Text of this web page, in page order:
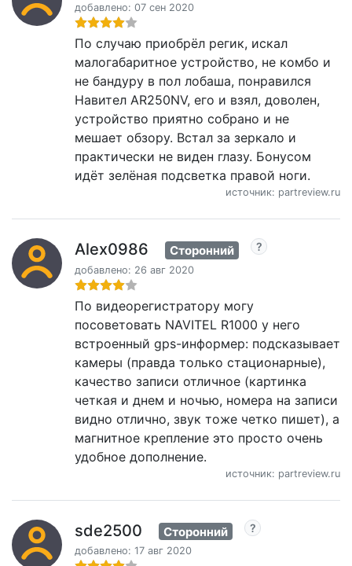
добавлено: 07 сен 2020
По случаю приобрёл регик, искал
малогабаритное устройство, не комбо и
не бандуру в пол лобаша, понравился
Навител AR250NV, его и взял, доволен,
устройство приятно собрано и не
мешает обзору. Встал за зеркало и
практически не виден глазу. Бонусом
идёт зелёная подсветка правой ноги.
источник: partreview.ru
Alex0986 Сторонний
добавлено: 26 авг 2020
По видеорегистратору могу
посоветовать NAVITEL R1000 у него
встроенный gps-информер: подсказывает
камеры (правда только стационарные),
качество записи отличное (картинка
четкая и днем и ночью, номера на записи
видно отлично, звук тоже четко пишет), а
магнитное крепление это просто очень
удобное дополнение.
источник: partreview.ru
sde2500 Сторонний
добавлено: 17 авг 2020